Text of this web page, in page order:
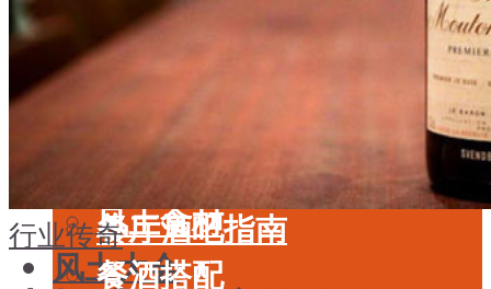
品鉴专栏
美食
餐厅酒吧指南
餐酒搭配
风土食材
风土大会
留学教育
名庄
品鉴专栏
美食
餐厅酒吧指南
餐酒搭配
行业传奇